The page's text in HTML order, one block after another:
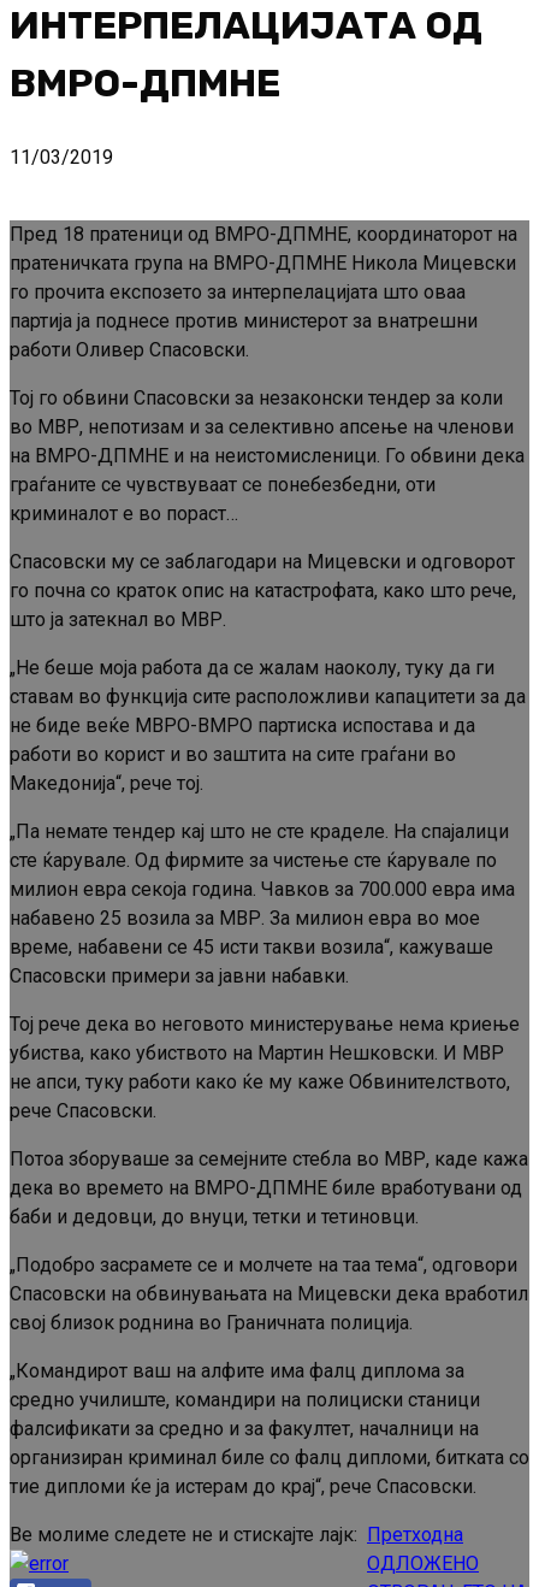
ИНТЕРПЕЛАЦИЈАТА ОД
ВМРО-ДПМНЕ
11/03/2019
Пред 18 пратеници од ВМРО-ДПМНЕ, координаторот на
пратеничката група на ВМРО-ДПМНЕ Никола Мицевски
го прочита експозето за интерпелацијата што оваа
партија ја поднесе против министерот за внатрешни
работи Оливер Спасовски.
Тој го обвини Спасовски за незаконски тендер за коли
во МВР, непотизам и за селективно апсење на членови
на ВМРО-ДПМНЕ и на неистомисленици. Го обвини дека
граѓаните се чувствуваат се понебезбедни, оти
криминалот е во пораст…
Спасовски му се заблагодари на Мицевски и одговорот
го почна со краток опис на катастрофата, како што рече,
што ја затекнал во МВР.
„Не беше моја работа да се жалам наоколу, туку да ги
ставам во функција сите расположливи капацитети за да
не биде веќе МВРО-ВМРО партиска испостава и да
работи во корист и во заштита на сите граѓани во
Македонија“, рече тој.
„Па немате тендер кај што не сте краделе. На спајалици
сте ќарувале. Од фирмите за чистење сте ќарувале по
милион евра секоја година. Чавков за 700.000 евра има
набавено 25 возила за МВР. За милион евра во мое
време, набавени се 45 исти такви возила“, кажуваше
Спасовски примери за јавни набавки.
Тој рече дека во неговото министерување нема криење
убиства, како убиството на Мартин Нешковски. И МВР
не апси, туку работи како ќе му каже Обвинителството,
рече Спасовски.
Потоа зборуваше за семејните стебла во МВР, каде кажа
дека во времето на ВМРО-ДПМНЕ биле вработувани од
баби и дедовци, до внуци, тетки и тетиновци.
„Подобро засрамете се и молчете на таа тема“, одговори
Спасовски на обвинувањата на Мицевски дека вработил
свој близок роднина во Граничната полиција.
„Командирот ваш на алфите има фалц диплома за
средно училиште, командири на полициски станици
фалсификати за средно и за факултет, началници на
организиран криминал биле со фалц дипломи, битката со
тие дипломи ќе ја истерам до крај“, рече Спасовски.
Ве молиме следете не и стискајте лајк:
Continue
Претходна
ОДЛОЖЕНО